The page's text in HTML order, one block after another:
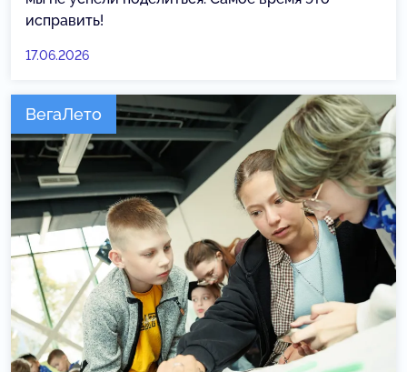
исправить!
17.06.2026
ВегаЛето